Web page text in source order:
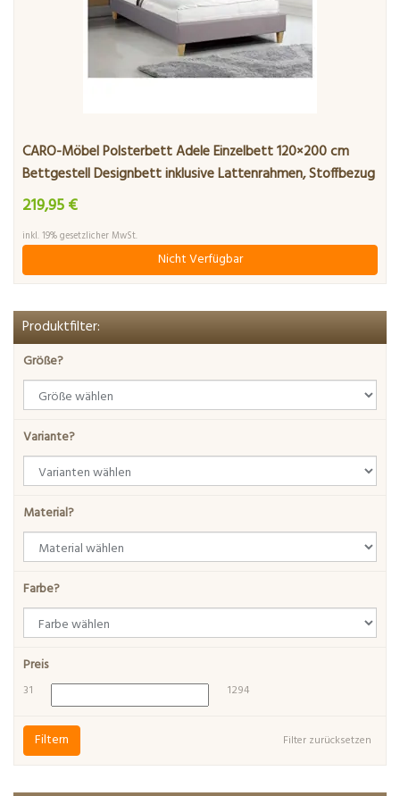
CARO-Möbel Polsterbett Adele Einzelbett 120×200 cm
Bettgestell Designbett inklusive Lattenrahmen, Stoffbezug
in grau
219,95 €
inkl. 19% gesetzlicher MwSt.
Nicht Verfügbar
Produktfilter:
Größe?
Variante?
Material?
Farbe?
Preis
31 1294
Filter zurücksetzen
Filtern